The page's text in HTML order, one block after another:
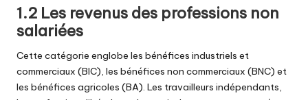
1.2 Les revenus des professions non
salariées
Cette catégorie englobe les bénéfices industriels et
commerciaux (BIC), les bénéfices non commerciaux (BNC) et
les bénéfices agricoles (BA). Les travailleurs indépendants,